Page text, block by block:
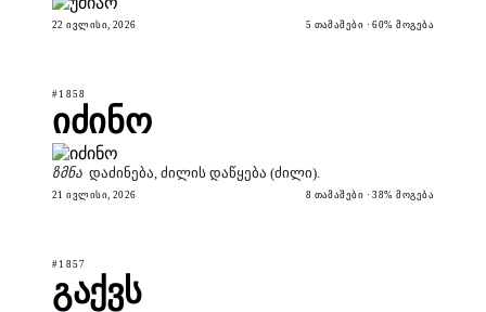
22 ᲘᲕᲚᲘᲡᲘ, 2026 5 ᲗᲐᲛᲐᲨᲔᲑᲘ · 60% ᲛᲝᲒᲔᲑᲐ
#1858
იძინო
ზმნა დაძინება, ძილის დაწყება (ძილი).
21 ᲘᲕᲚᲘᲡᲘ, 2026 8 ᲗᲐᲛᲐᲨᲔᲑᲘ · 38% ᲛᲝᲒᲔᲑᲐ
#1857
გაქვს